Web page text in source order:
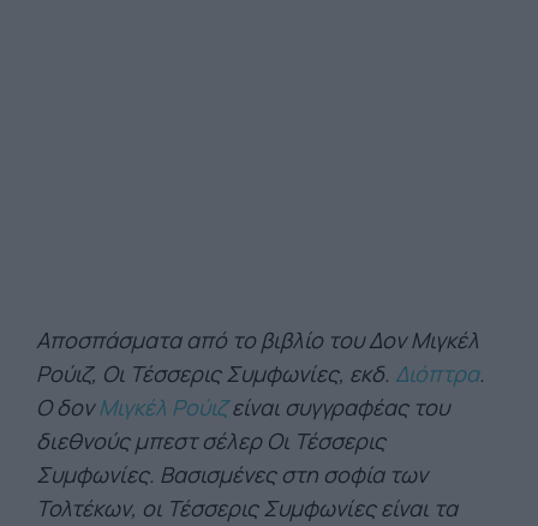
Αποσπάσματα από το βιβλίο του Δον Μιγκέλ
Ρούιζ, Οι Τέσσερις Συμφωνίες, εκδ. Διόπτρα.
Ο δονΜιγκέλ Ρούιζείναι συγγραφέας του
διεθνούς μπεστ σέλερ Οι Τέσσερις
Συμφωνίες. Βασισμένες στη σοφία των
Τολτέκων, οι Τέσσερις Συμφωνίες είναι τα